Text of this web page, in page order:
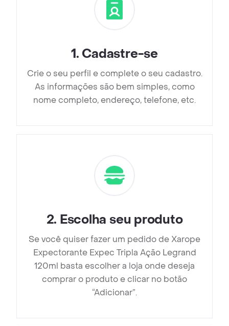
1. Cadastre-se
Crie o seu perfil e complete o seu cadastro.
As informações são bem simples, como
nome completo, endereço, telefone, etc.
2. Escolha seu produto
Se você quiser fazer um pedido de Xarope
Expectorante Expec Tripla Ação Legrand
120ml basta escolher a loja onde deseja
comprar o produto e clicar no botão
“Adicionar”.